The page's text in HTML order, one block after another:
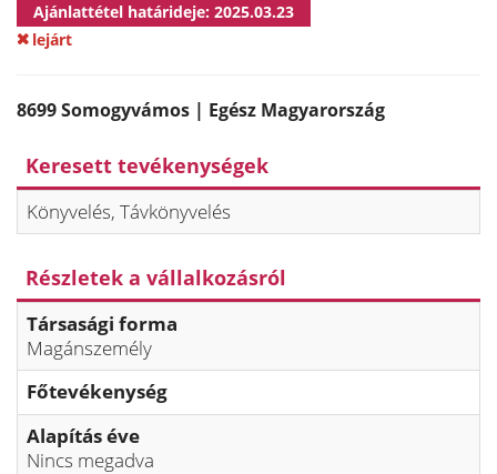
Ajánlattétel határideje: 2025.03.23
lejárt
8699 Somogyvámos | Egész Magyarország
Keresett tevékenységek
Könyvelés, Távkönyvelés
Részletek a vállalkozásról
Társasági forma
Magánszemély
Főtevékenység
Alapítás éve
Nincs megadva